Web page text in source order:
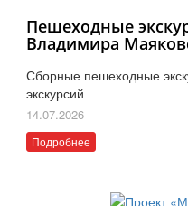
Пешеходные
Владимира
Сборные пешеходные
экскурсий
14.07.2026
Подробнее